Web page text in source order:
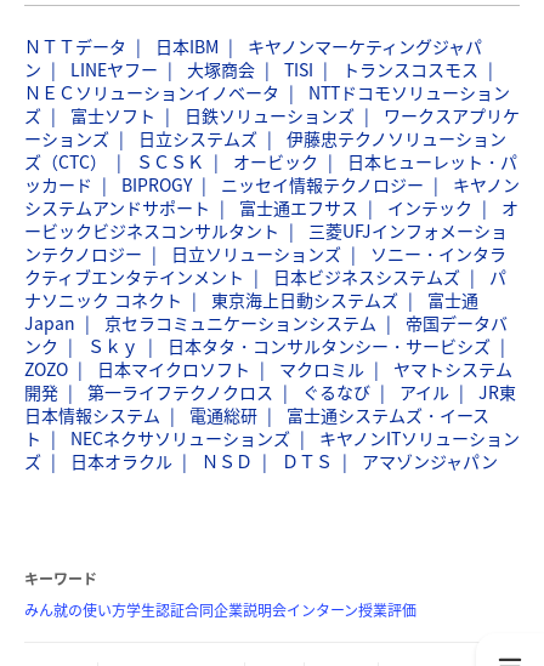
ＮＴＴデータ 日本IBM
キヤノンマーケティングジャパ
ン
LINEヤフー 大塚商会 TISI
トランスコスモス
ＮＥＣソリューションイノベータ
NTTドコモソリューション
ズ
富士ソフト 日鉄ソリューションズ
ワークスアプリケ
ーションズ
日立システムズ
伊藤忠テクノソリューション
ズ（CTC）
ＳＣＳＫ オービック
日本ヒューレット・パ
ッカード
BIPROGY ニッセイ情報テクノロジー
キヤノン
システムアンドサポート
富士通エフサス インテック
オ
ービックビジネスコンサルタント
三菱UFJインフォメーショ
ンテクノロジー
日立ソリューションズ
ソニー・インタラ
クティブエンタテインメント
日本ビジネスシステムズ
パ
ナソニック コネクト
東京海上日動システムズ
富士通
Japan
京セラコミュニケーションシステム
帝国データバ
ンク
Ｓｋｙ
日本タタ・コンサルタンシー・サービシズ
ZOZO
日本マイクロソフト マクロミル
ヤマトシステム
開発
第一ライフテクノクロス ぐるなび アイル
JR東
日本情報システム
電通総研
富士通システムズ・イース
ト
NECネクサソリューションズ
キヤノンITソリューション
ズ
日本オラクル ＮＳＤ ＤＴＳ アマゾンジャパン
キーワード
みん就の使い方学生認証合同企業説明会インターン授業評価